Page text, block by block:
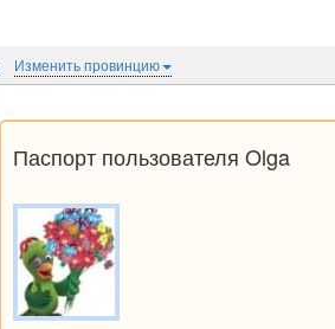
Изменить провинцию
Паспорт пользователя Olga